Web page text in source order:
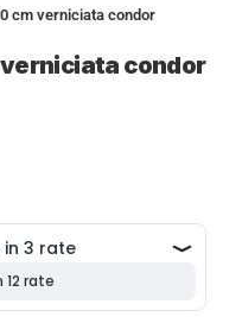
cm verniciata condor
condor